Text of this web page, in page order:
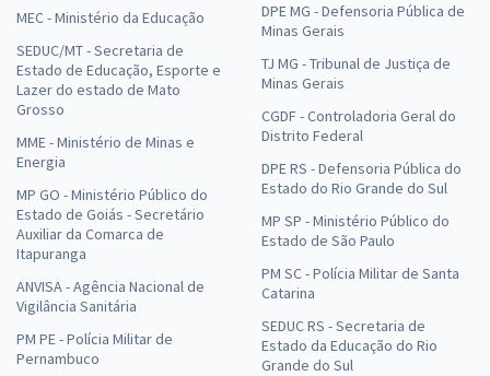
MEC - Ministério da Educação
SEDUC/MT - Secretaria de
Estado de Educação, Esporte e
Lazer do estado de Mato
Grosso
MME - Ministério de Minas e
Energia
MP GO - Ministério Público do
Estado de Goiás - Secretário
Auxiliar da Comarca de
Itapuranga
ANVISA - Agência Nacional de
Vigilância Sanitária
PM PE - Polícia Militar de
Pernambuco
DPE MG - Defensoria Pública de
Minas Gerais
TJ MG - Tribunal de Justiça de
Minas Gerais
CGDF - Controladoria Geral do
Distrito Federal
DPE RS - Defensoria Pública do
Estado do Rio Grande do Sul
MP SP - Ministério Público do
Estado de São Paulo
PM SC - Polícia Militar de Santa
Catarina
SEDUC RS - Secretaria de
Estado da Educação do Rio
Grande do Sul